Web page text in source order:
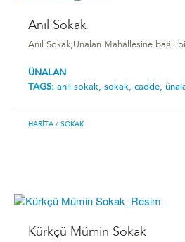
Anıl Sokak
Anıl Sokak,Ünalan Mahallesine bağlı
ÜNALAN
TAGS: anıl sokak, sokak, cadde,
HARITA / SOKAK
Kürkçü Mümin Sokak